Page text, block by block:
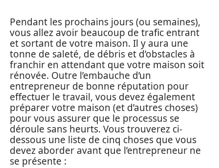
Pendant les prochains jours (ou semaines),
vous allez avoir beaucoup de trafic entrant
et sortant de votre maison. Il y aura une
tonne de saleté, de débris et d’obstacles à
franchir en attendant que votre maison soit
rénovée. Outre l’embauche d’un
entrepreneur de bonne réputation pour
effectuer le travail, vous devez également
préparer votre maison (et d’autres choses)
pour vous assurer que le processus se
déroule sans heurts. Vous trouverez ci-
dessous une liste de cinq choses que vous
devez aborder avant que l’entrepreneur ne
se présente :